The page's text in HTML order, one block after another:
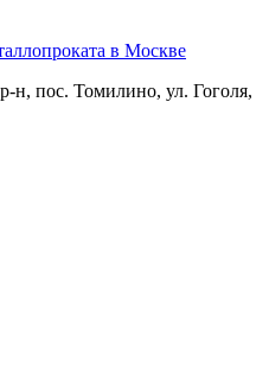
н, пос. Томилино, ул. Гоголя,